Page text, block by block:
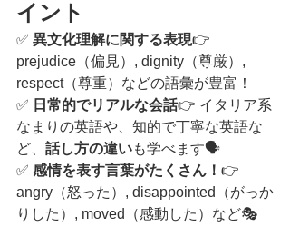
イント
✅ 異文化理解に関する表現👉
prejudice（偏見）, dignity（尊厳）,
respect（尊重）などの語彙が豊富！
✅ 日常的でリアルな会話👉 イタリア系
なまりの英語や、知的で丁寧な英語な
ど、 話し方の違いも学べます🗣️
✅ 感情を表す言葉がたくさん！ 👉
angry（怒った）, disappointed（がっか
りした）, moved（感動した）など🎭